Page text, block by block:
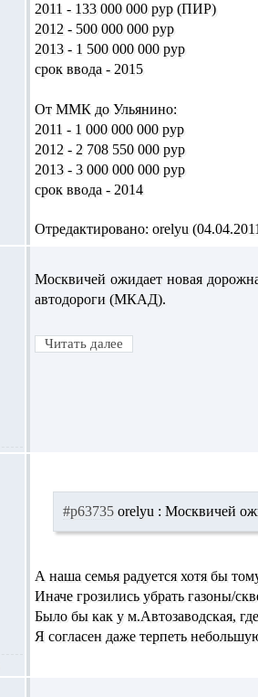
2011 - 133 000 000 рур (ПИР)
2012 - 500 000 000 рур
2013 - 1 500 000 000 рур
срок ввода - 2015
От ММК до Ульянино:
2011 - 1 000 000 000 рур
2012 - 2 708 550 000 рур
2013 - 3 000 000 000 рур
срок ввода - 2014
Отредактировано: orelyu
Москвичей ожидает новая
автодороги (МКАД).
#p63735 orelyu : Москвичей
А наша семья радуется хотя бы
Иначе грозились убрать газоны/
Было бы как у м.Автозаводская,
Я согласен даже терпеть